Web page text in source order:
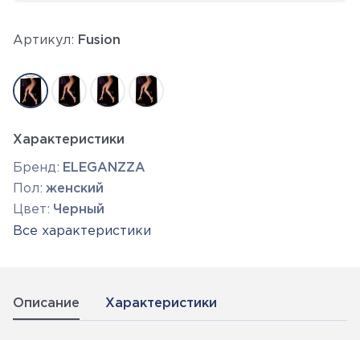
Артикул: Fusion
Характеристики
Бренд: ELEGANZZA
Пол: женский
Цвет: Черный
Все характеристики
Описание Характеристики